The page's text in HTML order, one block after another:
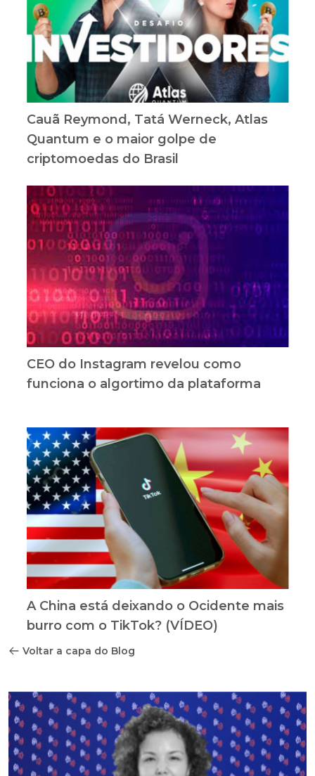
Cauã Reymond, Tatá Werneck, Atlas
Quantum e o maior golpe de
criptomoedas do Brasil
CEO do Instagram revelou como
funciona o algortimo da plataforma
A China está deixando o Ocidente mais
burro com o TikTok? (VÍDEO)
Voltar a capa do Blog